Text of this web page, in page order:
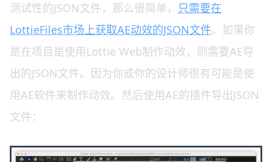
测试性的JSON文件，那么很简单， 只需要在
LottieFiles市场上获取AE动效的JSON文件。如果你
是在项目是使用Lottie Web制作动效，则需要AE导
出的JSON文件。因为你或你的设计师很有可能是使
用AE软件来制作动效。然后使用AE的插件导出JSON
文件：